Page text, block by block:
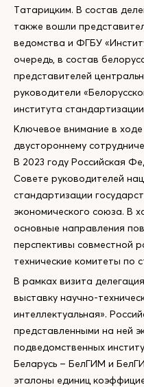
Татарицким. В состав
также вошли
ведомства и ФГБУ
очередь, в состав
представителей
руководители
института
Ключевое внимание в
двустороннему
В 2023 году Российская
Совете руководителей
стандартизации
экономического союза. В
основные направления
перспективы совместной
технические комитеты по
В рамках визита
выставку научно-
интеллектуальная».
представленными на ней
подведомственных
Беларусь – БелГИМ и
эталоны единиц